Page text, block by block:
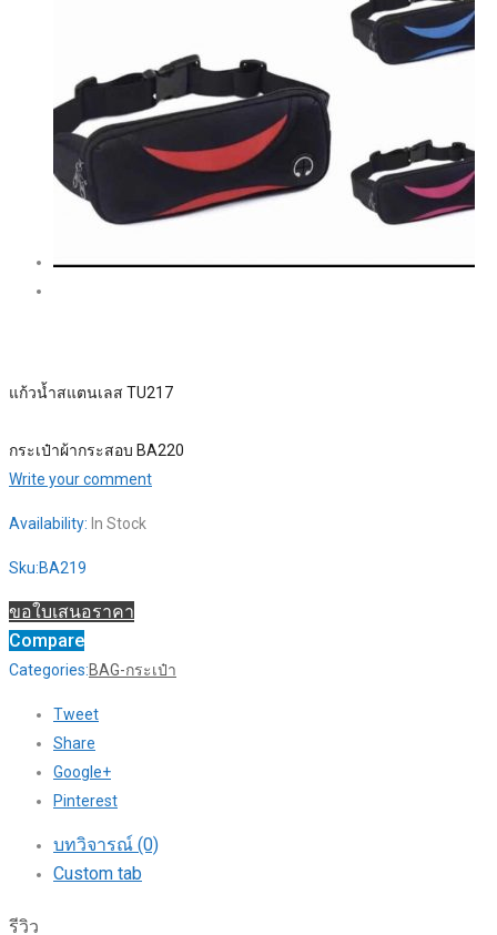
แก้วน้ำสแตนเลส TU217
กระเป๋าผ้ากระสอบ BA220
Write your comment
Availability: In Stock
Sku:BA219
ขอใบเสนอราคา
Compare
Categories:BAG-กระเป๋า
Tweet
Share
Google+
Pinterest
บทวิจารณ์ (0)
Custom tab
รีวิว